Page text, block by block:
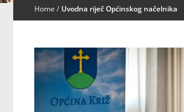
Home/ Uvodna riječ Općinskog načelnika